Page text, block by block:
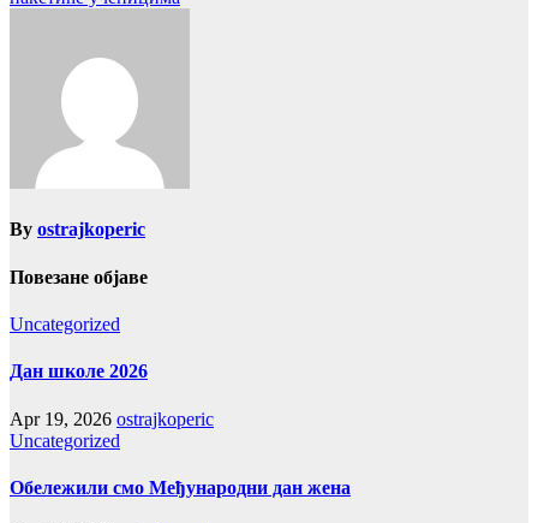
By ostrajkoperic
Повезане објаве
Uncategorized
Дан школе 2026
Apr 19, 2026 ostrajkoperic
Uncategorized
Обележили смо Међународни дан жена